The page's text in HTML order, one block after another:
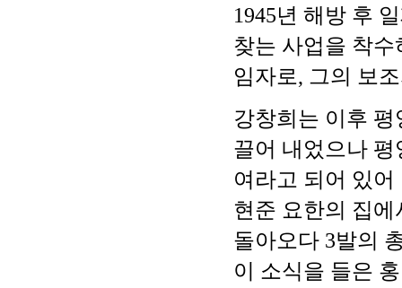
1945년 해방 후
찾는 사업을 착
임자로, 그의 보
강창희는 이후
끌어 내었으나
여라고 되어 있
현준 요한의 집
돌아오다 3발의
이 소식을 들은